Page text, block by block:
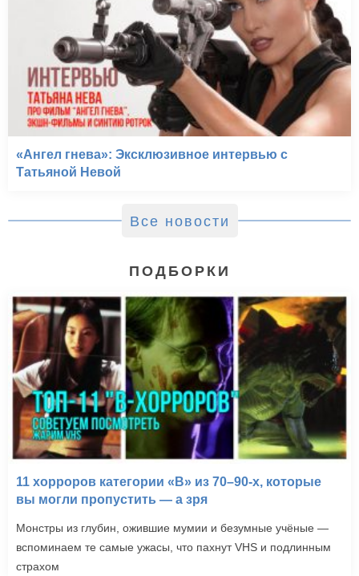
«Ангел гнева»: Эксклюзивное интервью с
Татьяной Невой
Все новости
ПОДБОРКИ
11 хорроров категории «B» из 70–90-х, которые
вы могли пропустить — а зря
Монстры из глубин, ожившие мумии и безумные учёные —
вспоминаем те самые ужасы, что пахнут VHS и подлинным
страхом